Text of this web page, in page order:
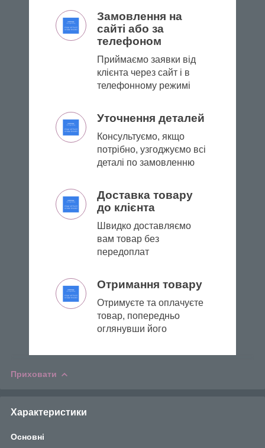
Замовлення на
сайті або за
телефоном
Приймаємо заявки від
клієнта через сайт і в
телефонному режимі
Уточнення деталей
Консультуємо, якщо
потрібно, узгоджуємо всі
деталі по замовленню
Доставка товару
до клієнта
Швидко доставляємо
вам товар без
передоплат
Отримання товару
Отримуєте та оплачуєте
товар, попередньо
оглянувши його
Приховати
Характеристики
Основні